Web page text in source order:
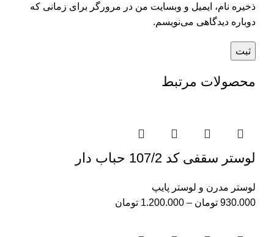
ذخیره نام، ایمیل و وبسایت من در مرورگر برای زمانی که
دوباره دیدگاهی می‌نویسم.
محصولات مرتبط
لوستر سقفی کد 107/2 حباب دار
لوستر مدرن و لوستر پایپ
930.000 تومان –
1.200.000 تومان